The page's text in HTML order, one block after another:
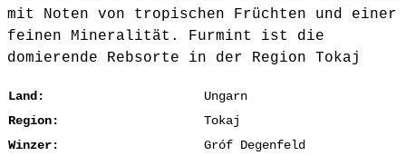
mit Noten von tropischen Früchten und einer
feinen Mineralität. Furmint ist die
domierende Rebsorte in der Region Tokaj
Land:
Ungarn
Region:
Tokaj
Winzer:
Gróf Degenfeld